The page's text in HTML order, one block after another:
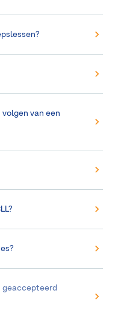
volgen van een
geaccepteerd